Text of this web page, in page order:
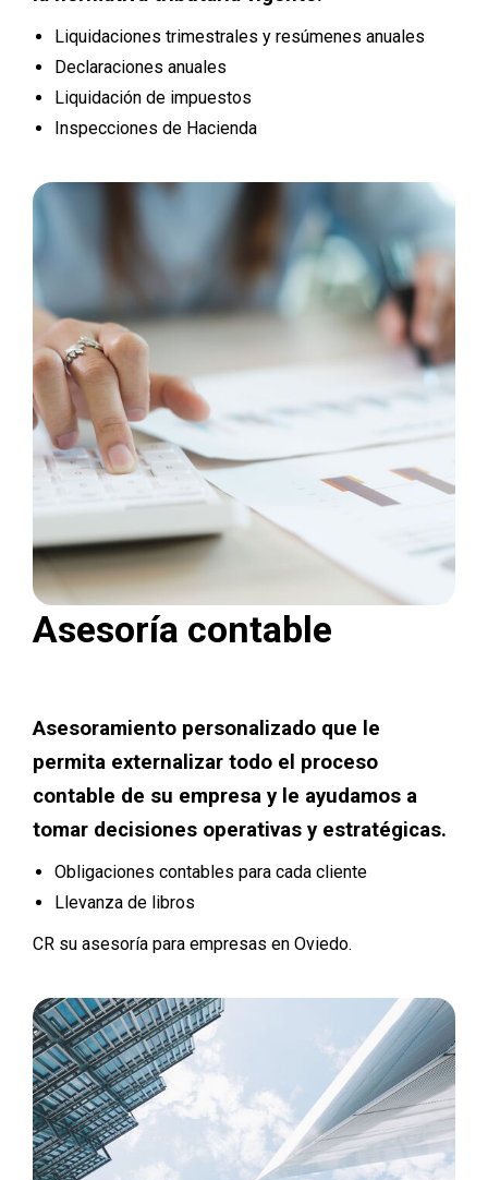
Liquidaciones trimestrales y resúmenes anuales
Declaraciones anuales
Liquidación de impuestos
Inspecciones de Hacienda
Asesoría contable
Asesoramiento personalizado que le
permita externalizar todo el proceso
contable de su empresa y le ayudamos a
tomar decisiones operativas y estratégicas.
Obligaciones contables para cada cliente
Llevanza de libros
CR su asesoría para empresas en Oviedo.